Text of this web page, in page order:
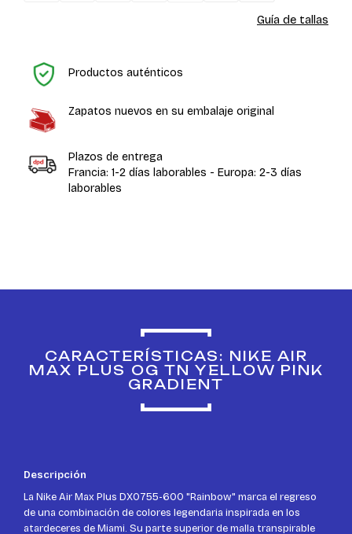
Guía de tallas
Productos auténticos
Zapatos nuevos en su embalaje original
Plazos de entrega
Francia: 1-2 días laborables - Europa: 2-3 días
laborables
CARACTERÍSTICAS: NIKE AIR
MAX PLUS OG TN YELLOW PINK
GRADIENT
Descripción
La Nike Air Max Plus DX0755-600 "Rainbow" marca el regreso
de una combinación de colores legendaria inspirada en los
atardeceres de Miami. Su parte superior de malla transpirable